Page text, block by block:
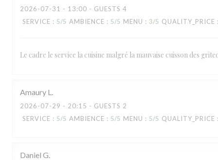
2026-07-31 - 13:00 - GUESTS 4
SERVICE : 5/5 AMBIENCE : 5/5 MENU : 3/5 QUALITY_PRICE
Le cadre le service la cuisine malgré la mauvaise cuisson des
Amaury L
2026-07-29 - 20:15 - GUESTS 2
SERVICE : 5/5 AMBIENCE : 5/5 MENU : 5/5 QUALITY_PRICE
Daniel G
RESTAURANT MAISON FOURNAISE